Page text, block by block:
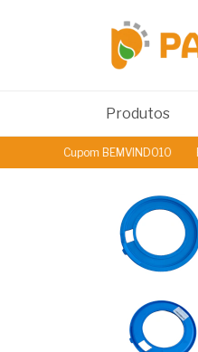
Produtos
Cupom BEMVINDO10